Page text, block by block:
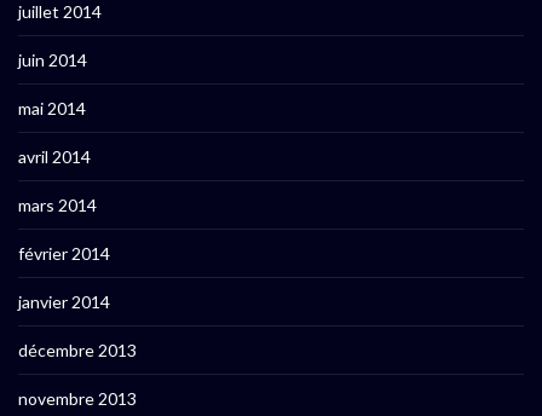
juillet 2014
juin 2014
mai 2014
avril 2014
mars 2014
février 2014
janvier 2014
décembre 2013
novembre 2013